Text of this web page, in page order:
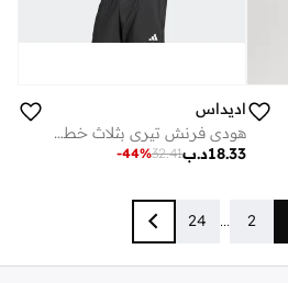
اديداس
هودي فرنش تيري بثلاث خطوط أساسي
د.ب18.33
32.41
-44%
2
...
24